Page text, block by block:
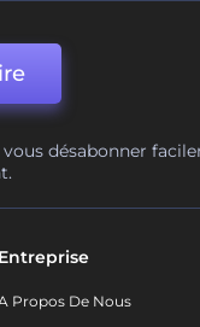
vous désabonner
Entreprise
Propos De Nous